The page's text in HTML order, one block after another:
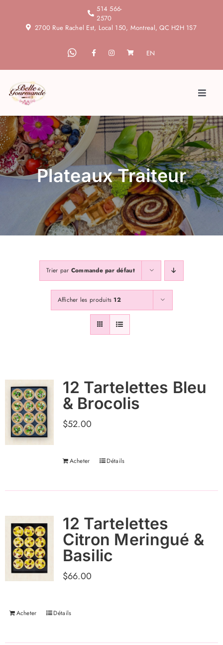
514 566-
2570
2700 Rue Rachel Est, Local 150, Montreal, QC H2H 1S7
EN
Toggle
Accueil
À propos
Services
Contactss
Plateaux Traiteur
Trier par Commande par défaut
Afficher les produits12
12 Tartelettes Bleu
& Brocolis
$52.00
Acheter Détails
12 Tartelettes
Citron Meringué &
Basilic
$66.00
Acheter Détails